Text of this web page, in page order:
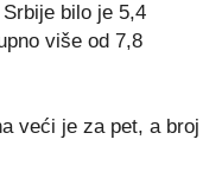
bilo je 5,4
više od 7,8
veći je za pet, a broj